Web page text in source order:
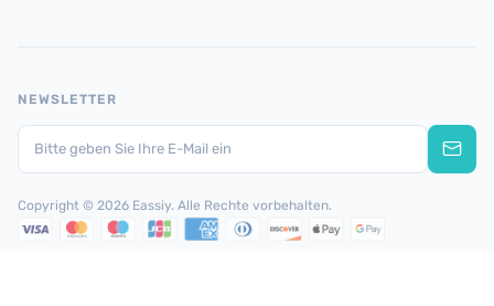
NEWSLETTER
Copyright © 2026 Eassiy. Alle Rechte vorbehalten.